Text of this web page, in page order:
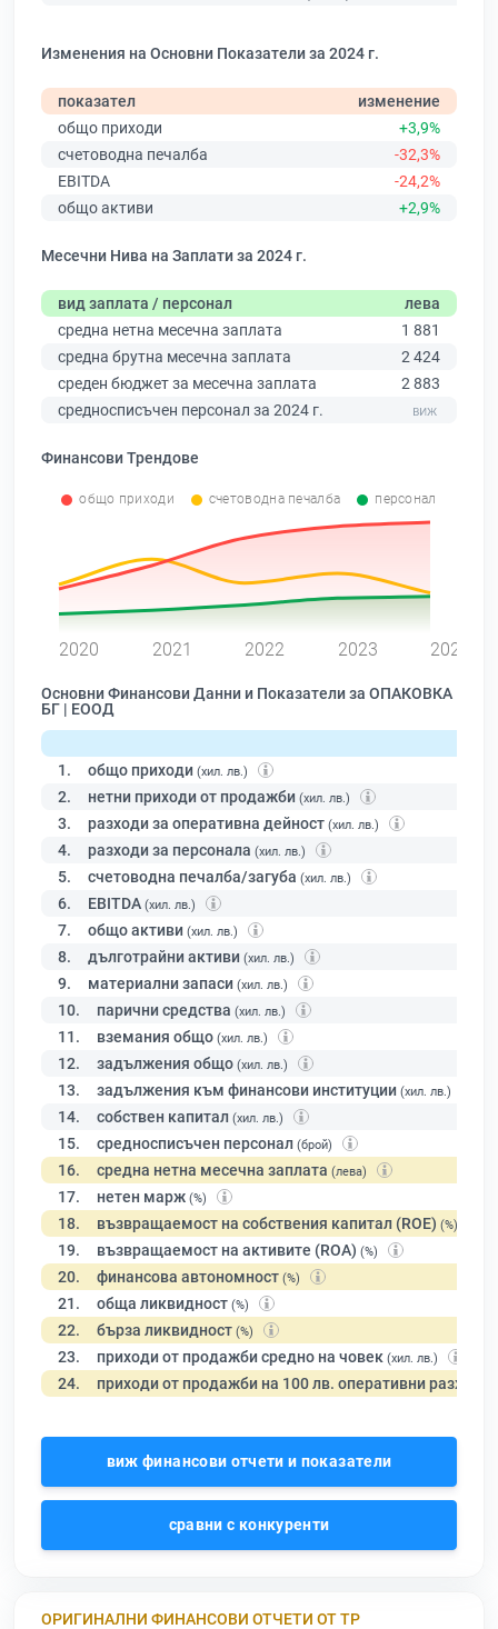
Изменения на Основни Показатели за 2024 г.
показател
изменение
общо приходи
+3,9%
счетоводна печалба
-32,3%
EBITDA
-24,2%
общо активи
+2,9%
Месечни Нива на Заплати за 2024 г.
вид заплата / персонал
лева
средна нетна месечна заплата
1 881
средна брутна месечна заплата
2 424
среден бюджет за месечна заплата
2 883
средносписъчен персонал за 2024 г.
Финансови Трендове
общо приходи счетоводна печалба персонал
2020 2021 2022 2023 2024
Основни Финансови Данни и Показатели за ОПАКОВКА
БГ | ЕООД
1. общо приходи (хил. лв.)
2. нетни приходи от продажби (хил. лв.)
3. разходи за оперативна дейност (хил. лв.)
4. разходи за персонала (хил. лв.)
5. счетоводна печалба/загуба (хил. лв.)
6. EBITDA (хил. лв.)
7. общо активи (хил. лв.)
8. дълготрайни активи (хил. лв.)
9. материални запаси (хил. лв.)
10. парични средства (хил. лв.)
11. вземания общо (хил. лв.)
12. задължения общо (хил. лв.)
13. задължения към финансови институции (хил. лв.)
14. собствен капитал (хил. лв.)
15. средносписъчен персонал (брой)
16. средна нетна месечна заплата (лева)
17. нетен марж (%)
18. възвращаемост на собствения капитал (ROE) (%)
19. възвращаемост на активите (ROA) (%)
20. финансова автономност (%)
21. обща ликвидност (%)
22. бърза ликвидност (%)
23. приходи от продажби средно на човек (хил. лв.)
24. приходи от продажби на 100 лв. оперативни разходи
виж финансови отчети и показатели
сравни с конкуренти
ОРИГИНАЛНИ ФИНАНСОВИ ОТЧЕТИ ОТ ТР